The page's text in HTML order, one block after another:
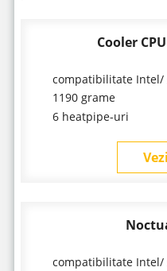
Cooler
compatibilitate Intel/
1190 grame
6 heatpipe-uri
compatibilitate Intel/